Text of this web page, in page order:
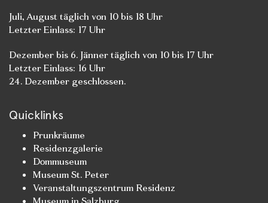
Juli, August täglich von 10 bis 18 Uhr
Letzter Einlass: 17 Uhr
Dezember bis 6. Jänner täglich von 10 bis 17 Uhr
Letzter Einlass: 16 Uhr
24. Dezember geschlossen.
Quicklinks
Prunkräume
Residenzgalerie
Dommuseum
Museum St. Peter
Veranstaltungszentrum Residenz